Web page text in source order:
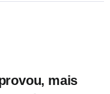
mais